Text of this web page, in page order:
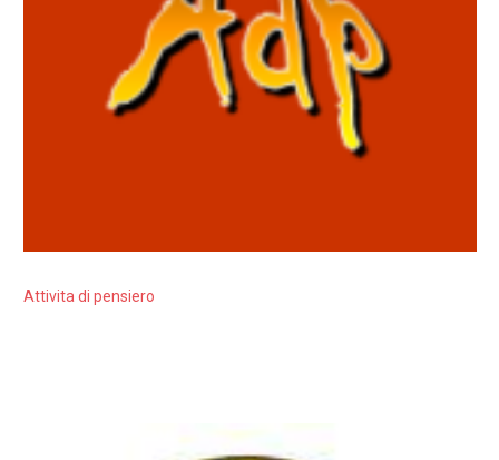
Attivita di pensiero